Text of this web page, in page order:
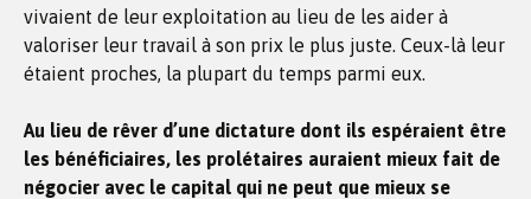
vivaient de leur exploitation au lieu de les aider à
valoriser leur travail à son prix le plus juste. Ceux-là leur
étaient proches, la plupart du temps parmi eux.
Au lieu de rêver d’une dictature dont ils espéraient être
les bénéficiaires, les prolétaires auraient mieux fait de
négocier avec le capital qui ne peut que mieux se